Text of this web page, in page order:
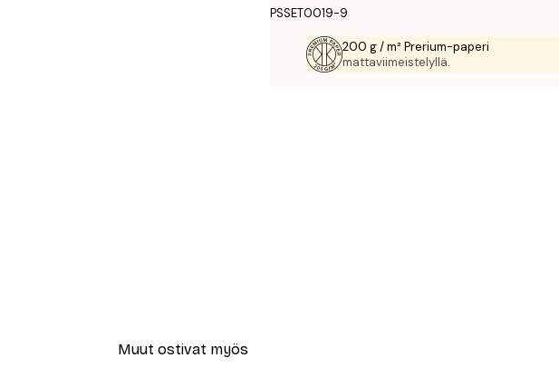
PSSET0019-9
200 g / m² Prerium-paperi
mattaviimeistelyllä.
Muut ostivat myös